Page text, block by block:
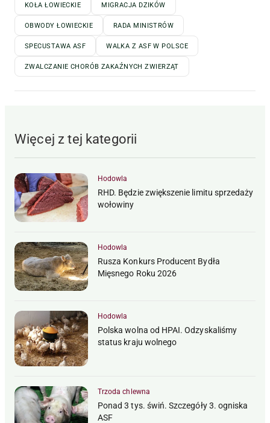
KOŁA ŁOWIECKIE MIGRACJA DZIKÓW
OBWODY ŁOWIECKIE RADA MINISTRÓW
SPECUSTAWA ASF WALKA Z ASF W POLSCE
ZWALCZANIE CHORÓB ZAKAŹNYCH ZWIERZĄT
Więcej z tej kategorii
Hodowla
RHD. Będzie zwiększenie limitu sprzedaży
wołowiny
Hodowla
Rusza Konkurs Producent Bydła
Mięsnego Roku 2026
Hodowla
Polska wolna od HPAI. Odzyskaliśmy
status kraju wolnego
Trzoda chlewna
Ponad 3 tys. świń. Szczegóły 3. ogniska
ASF